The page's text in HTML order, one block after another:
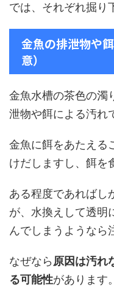
では、それぞれ掘り
金魚の排泄物や
意）
金魚水槽の茶色の濁
泄物や餌による汚れ
金魚に餌をあたえる
けだしますし、餌を
ある程度であればし
が、水換えして透明
んでしまうようなら
なぜなら原因は汚れ
る可能性があります。